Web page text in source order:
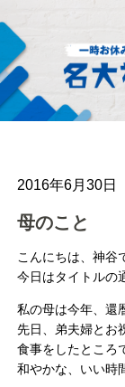
2016年6月30日
母のこと
こんにちは、神谷
今日はタイトルの
私の母は今年、還
先日、弟夫婦とお
食事をしたところ
和やかな、いい時